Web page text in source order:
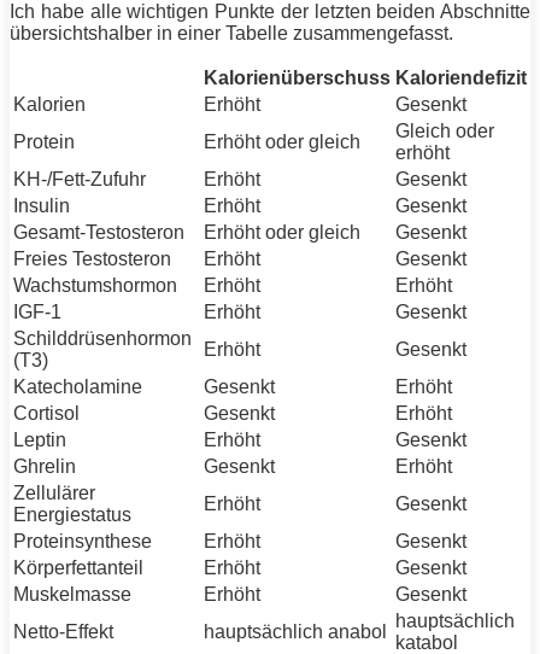
Ich habe alle wichtigen Punkte der letzten beiden Abschnitte
übersichtshalber in einer Tabelle zusammengefasst.
Kalorienüberschuss Kaloriendefizit
Kalorien
Erhöht
Gesenkt
Protein
Erhöht oder gleich
Gleich oder
erhöht
KH-/Fett-Zufuhr Erhöht
Gesenkt
Insulin
Erhöht
Gesenkt
Gesamt-Testosteron
Erhöht oder gleich
Gesenkt
Freies Testosteron
Erhöht
Gesenkt
Wachstumshormon
Erhöht
Erhöht
IGF-1
Erhöht
Gesenkt
Schilddrüsenhormon
(T3)
Erhöht
Gesenkt
Katecholamine
Gesenkt
Erhöht
Cortisol
Gesenkt
Erhöht
Leptin
Erhöht
Gesenkt
Ghrelin
Gesenkt
Erhöht
Zellulärer
Energiestatus
Erhöht
Gesenkt
Proteinsynthese
Erhöht
Gesenkt
Körperfettanteil
Erhöht
Gesenkt
Muskelmasse
Erhöht
Gesenkt
Netto-Effekt
hauptsächlich anabol
hauptsächlich
katabol